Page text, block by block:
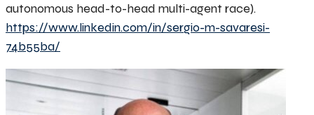
autonomous head-to-head multi-agent race).
https://www.linkedin.com/in/sergio-m-savaresi-
74b55ba/